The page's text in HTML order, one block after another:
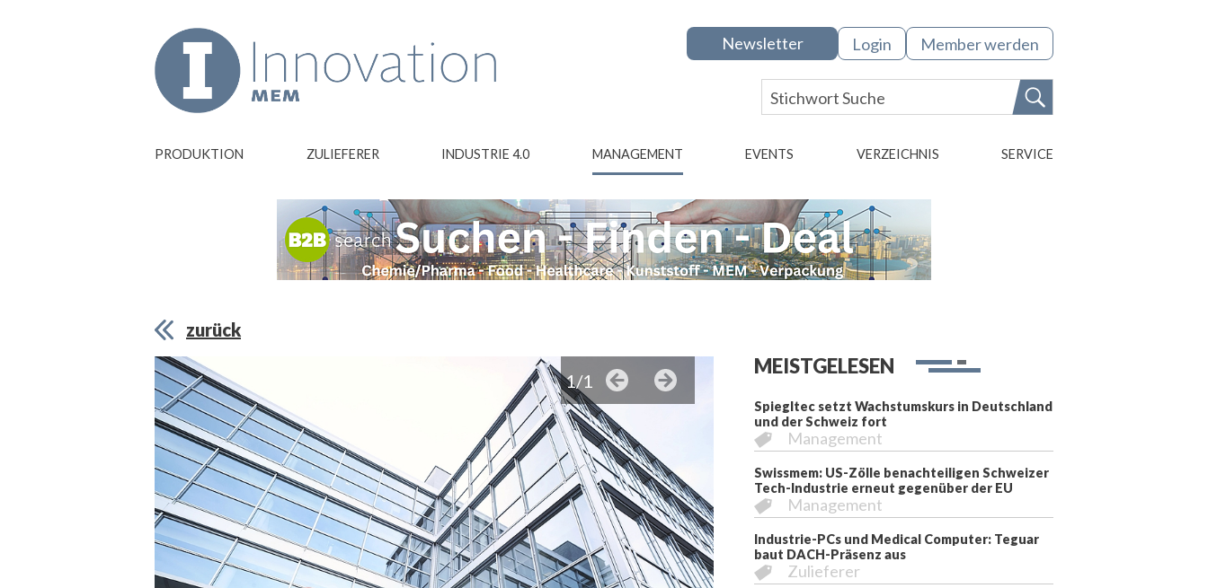
Newsletter Login Member werden
PRODUKTION ZULIEFERER INDUSTRIE 4.0 MANAGEMENT EVENTS VERZEICHNIS SERVICE
zurück
1/1
MEISTGELESEN
Spiegltec setzt Wachstumskurs in Deutschland
und der Schweiz fort
Management
Swissmem: US-Zölle benachteiligen Schweizer
Tech-Industrie erneut gegenüber der EU
Management
Industrie-PCs und Medical Computer: Teguar
baut DACH-Präsenz aus
Zulieferer